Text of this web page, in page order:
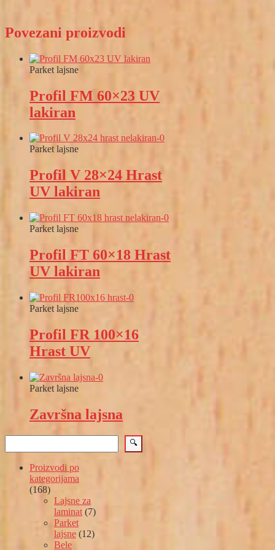
Povezani proizvodi
Parket lajsne
Profil FM 60×23 UV
lakiran
Parket lajsne
Profil V 28×24 Hrast
UV lakiran
Parket lajsne
Profil FT 60×18 Hrast
UV lakiran
Parket lajsne
Profil FR 100×16
Hrast UV
Parket lajsne
Završna lajsna
🔍
Proizvodi po
kategorijama
168168
proizvoda
Lajsne za
laminat 77
Parket
lajsne 1212
Bele